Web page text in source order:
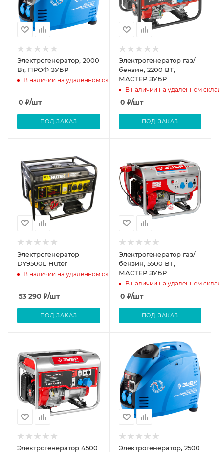
Электрогенератор, 2000
Вт, ПРОФ ЗУБР
В наличии на удаленном складе
0 ₽/шт
ПОД ЗАКАЗ
Электрогенератор газ/
бензин, 2200 ВТ,
МАСТЕР ЗУБР
В наличии на удаленном
0 ₽/шт
ПОД ЗАКАЗ
Электрогенератор
DY9500L Huter
В наличии на удаленном складе
53 290 ₽/шт
ПОД ЗАКАЗ
Электрогенератор газ/
бензин, 5500 ВТ,
МАСТЕР ЗУБР
В наличии на удаленном
0 ₽/шт
ПОД ЗАКАЗ
Электрогенератор 4500
Электрогенератор, 2500